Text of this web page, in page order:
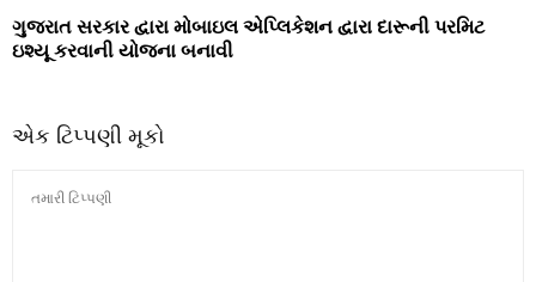
ગુજરાત સરકાર દ્વારા મોબાઇલ એપ્લિકેશન દ્વારા દારૂની પરમિટ
ઇશ્યૂ કરવાની યોજના બનાવી
એક ટિપ્પણી મૂકો